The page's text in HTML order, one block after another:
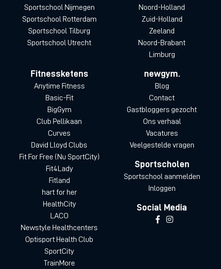
Sportschool Nijmegen
Sportschool Rotterdam
Sportschool Tilburg
Sportschool Utrecht
Noord-Holland
Zuid-Holland
Zeeland
Noord-Brabant
Limburg
Fitnessketens
Anytime Fitness
Basic-Fit
BigGym
Club Pellikaan
Curves
David Lloyd Clubs
Fit For Free (Nu SportCity)
Fit4Lady
Fitland
hart for her
HealthCity
LACO
Newstyle Healthcenters
Optisport Health Club
SportCity
TrainMore
newgym.
Blog
Contact
Gastbloggers gezocht
Ons verhaal
Vacatures
Veelgestelde vragen
Sportscholen
Sportschool aanmelden
Inloggen
Social Media